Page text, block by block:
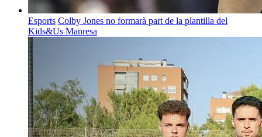
Esports Colby Jones no formarà part de la plantilla del
Kids&Us Manresa